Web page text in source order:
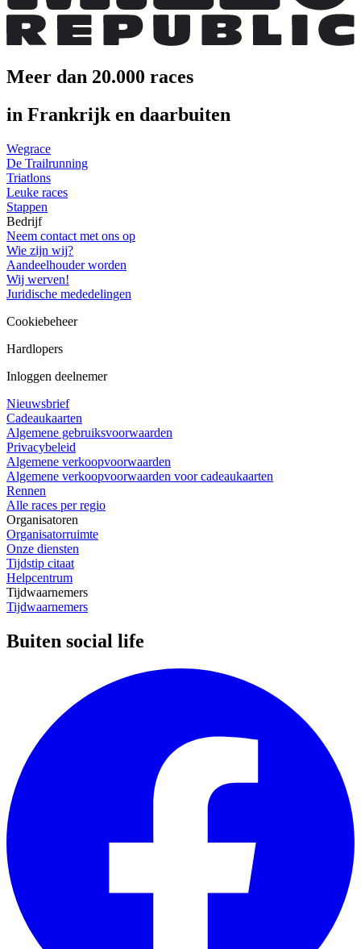
Meer dan 20.000 races
in Frankrijk en daarbuiten
Wegrace
De Trailrunning
Triatlons
Leuke races
Stappen
Bedrijf
Neem contact met ons op
Wie zijn wij?
Aandeelhouder worden
Wij werven!
Juridische mededelingen
Cookiebeheer
Hardlopers
Inloggen deelnemer
Nieuwsbrief
Cadeaukaarten
Algemene gebruiksvoorwaarden
Privacybeleid
Algemene verkoopvoorwaarden
Algemene verkoopvoorwaarden voor cadeaukaarten
Rennen
Alle races per regio
Organisatoren
Organisatorruimte
Onze diensten
Tijdstip citaat
Helpcentrum
Tijdwaarnemers
Tijdwaarnemers
Buiten social life